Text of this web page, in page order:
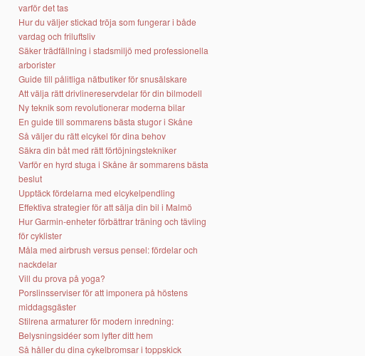
varför det tas
Hur du väljer stickad tröja som fungerar i både
vardag och friluftsliv
Säker trädfällning i stadsmiljö med professionella
arborister
Guide till pålitliga nätbutiker för snusälskare
Att välja rätt drivlinereservdelar för din bilmodell
Ny teknik som revolutionerar moderna bilar
En guide till sommarens bästa stugor i Skåne
Så väljer du rätt elcykel för dina behov
Säkra din båt med rätt förtöjningstekniker
Varför en hyrd stuga i Skåne är sommarens bästa
beslut
Upptäck fördelarna med elcykelpendling
Effektiva strategier för att sälja din bil i Malmö
Hur Garmin-enheter förbättrar träning och tävling
för cyklister
Måla med airbrush versus pensel: fördelar och
nackdelar
Vill du prova på yoga?
Porslinsserviser för att imponera på höstens
middagsgäster
Stilrena armaturer för modern inredning:
Belysningsidéer som lyfter ditt hem
Så håller du dina cykelbromsar i toppskick